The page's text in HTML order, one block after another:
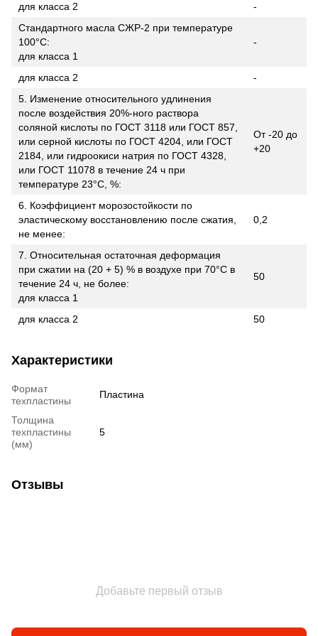
для класса 2
-
Стандартного масла СЖР-2 при температуре
100°С:
для класса 1
-
для класса 2
-
5. Изменение относительного удлинения
после воздействия 20%-ного раствора
соляной кислоты по ГОСТ 3118 или ГОСТ 857,
или серной кислоты по ГОСТ 4204, или ГОСТ
2184, или гидроокиси натрия по ГОСТ 4328,
или ГОСТ 11078 в течение 24 ч при
температуре 23°С, %:
От -20 до
+20
6. Коэффициент морозостойкости по
эластическому восстановлению после сжатия,
не менее:
0,2
7. Относительная остаточная деформация
при сжатии на (20 + 5) % в воздухе при 70°С в
течение 24 ч, не более:
для класса 1
50
для класса 2 50
Характеристики
Формат
техпластины
Пластина
Толщина
техпластины
(мм)
5
Отзывы
Добавьте первый отзыв